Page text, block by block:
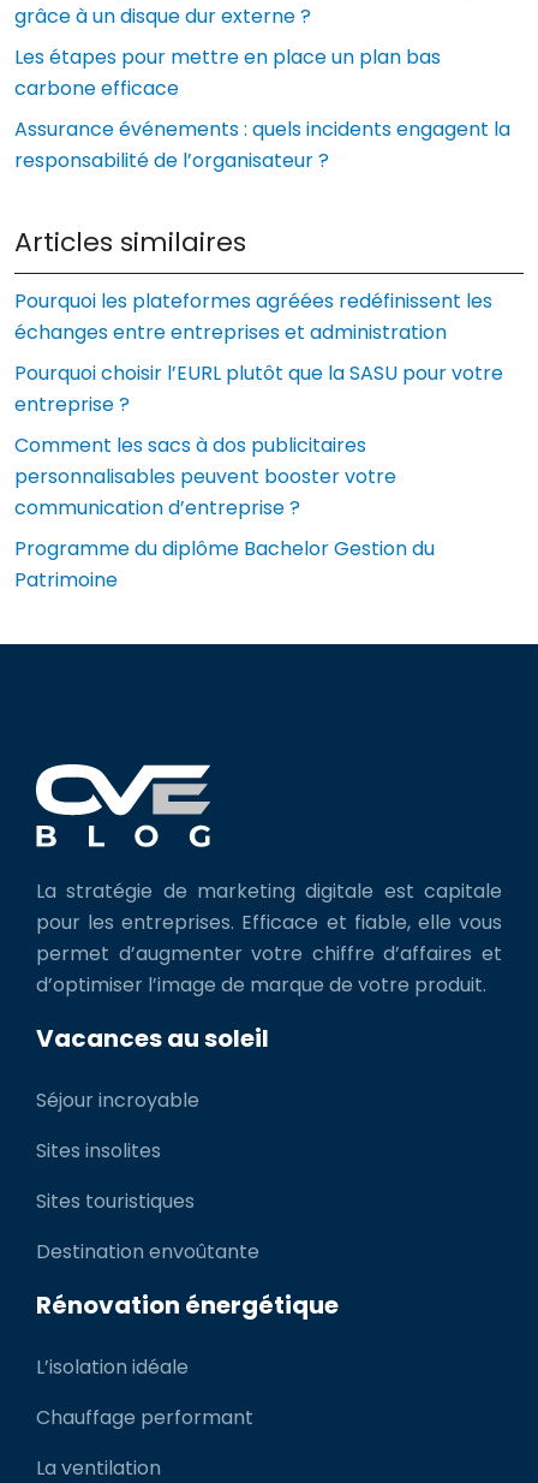
grâce à un disque dur externe ?
Les étapes pour mettre en place un plan bas
carbone efficace
Assurance événements : quels incidents engagent la
responsabilité de l’organisateur ?
Articles similaires
Pourquoi les plateformes agréées redéfinissent les
échanges entre entreprises et administration
Pourquoi choisir l’EURL plutôt que la SASU pour votre
entreprise ?
Comment les sacs à dos publicitaires
personnalisables peuvent booster votre
communication d’entreprise ?
Programme du diplôme Bachelor Gestion du
Patrimoine
La stratégie de marketing digitale est capitale
pour les entreprises. Efficace et fiable, elle vous
permet d’augmenter votre chiffre d’affaires et
d’optimiser l’image de marque de votre produit.
Vacances au soleil
Séjour incroyable
Sites insolites
Sites touristiques
Destination envoûtante
Rénovation énergétique
L’isolation idéale
Chauffage performant
La ventilation